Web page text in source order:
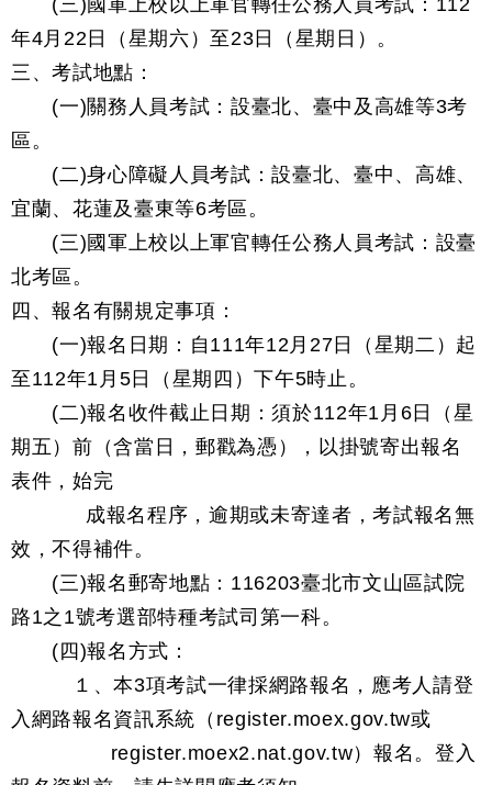
(三)國軍上校以上軍官轉任公務人員考試：112
年4月22日（星期六）至23日（星期日）。
三、考試地點：
(一)關務人員考試：設臺北、臺中及高雄等3考
區。
(二)身心障礙人員考試：設臺北、臺中、高雄、
宜蘭、花蓮及臺東等6考區。
(三)國軍上校以上軍官轉任公務人員考試：設臺
北考區。
四、報名有關規定事項：
(一)報名日期：自111年12月27日（星期二）起
至112年1月5日（星期四）下午5時止。
(二)報名收件截止日期：須於112年1月6日（星
期五）前（含當日，郵戳為憑），以掛號寄出報名
表件，始完
成報名程序，逾期或未寄達者，考試報名無
效，不得補件。
(三)報名郵寄地點：116203臺北市文山區試院
路1之1號考選部特種考試司第一科。
(四)報名方式：
１、本3項考試一律採網路報名，應考人請登
入網路報名資訊系統（register.moex.gov.tw或
register.moex2.nat.gov.tw）報名。登入